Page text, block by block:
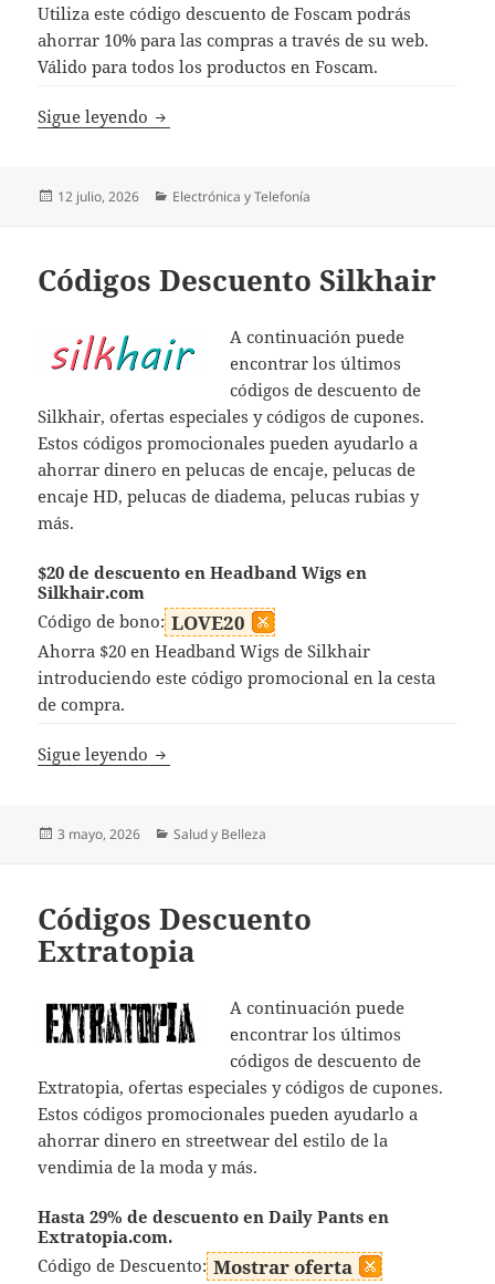
Utiliza este código descuento de Foscam podrás
ahorrar 10% para las compras a través de su web.
Válido para todos los productos en Foscam.
Sigue leyendo Códigos Descuento Foscam
Publicado
12 julio, 2026 Categorías
Electrónica y Telefonía
Códigos Descuento Silkhair
A continuación puede
encontrar los últimos
códigos de descuento de
Silkhair, ofertas especiales y códigos de cupones.
Estos códigos promocionales pueden ayudarlo a
ahorrar dinero en pelucas de encaje, pelucas de
encaje HD, pelucas de diadema, pelucas rubias y
más.
$20 de descuento en Headband Wigs en
Silkhair.com
Código de bono: LOVE20
Ahorra $20 en Headband Wigs de Silkhair
introduciendo este código promocional en la cesta
de compra.
Sigue leyendo Códigos Descuento Silkhair
Publicado
3 mayo, 2026 Categorías
Salud y Belleza
Códigos Descuento
Extratopia
A continuación puede
encontrar los últimos
códigos de descuento de
Extratopia, ofertas especiales y códigos de cupones.
Estos códigos promocionales pueden ayudarlo a
ahorrar dinero en streetwear del estilo de la
vendimia de la moda y más.
Hasta 29% de descuento en Daily Pants en
Extratopia.com.
Código de Descuento: Mostrar oferta